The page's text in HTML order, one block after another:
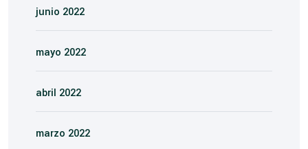
junio 2022
mayo 2022
abril 2022
marzo 2022